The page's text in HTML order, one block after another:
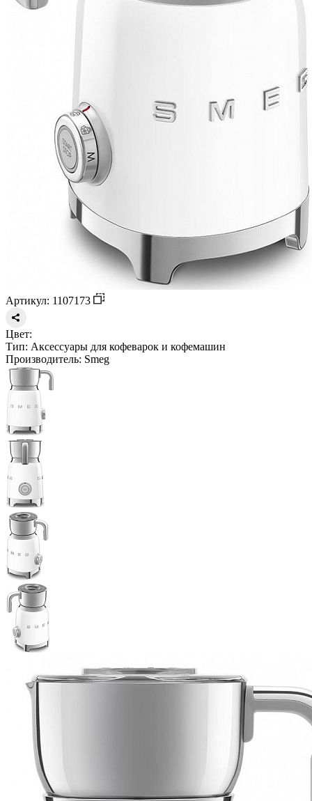
Артикул: 1107173
Цвет:
Тип: Аксессуары для кофеварок и кофемашин
Производитель: Smeg